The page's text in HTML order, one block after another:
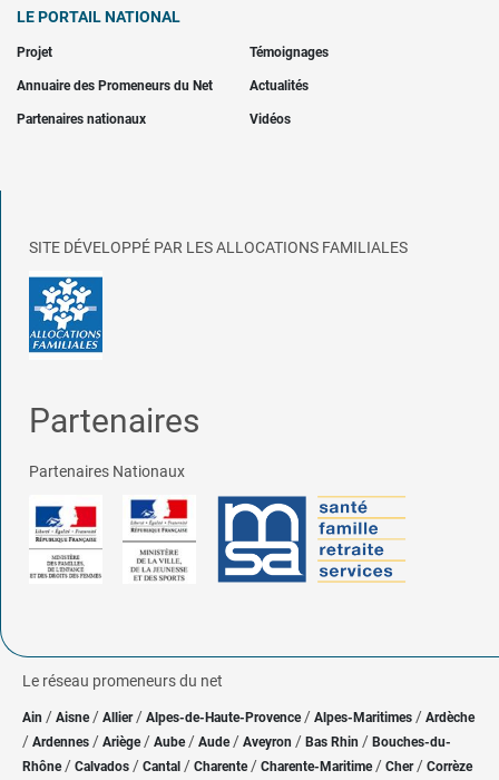
LE PORTAIL NATIONAL
Projet Témoignages
Annuaire des Promeneurs du Net Actualités
Partenaires nationaux Vidéos
SITE DÉVELOPPÉ PAR LES ALLOCATIONS FAMILIALES
Partenaires
Partenaires Nationaux
Le réseau promeneurs du net
Ain / Aisne/ Allier/ Alpes-de-Haute-Provence / Alpes-Maritimes / Ardèche
/ Ardennes / Ariège/ Aube/ Aude / Aveyron / Bas Rhin / Bouches-du-
Rhône/ Calvados / Cantal / Charente / Charente-Maritime/ Cher / Corrèze